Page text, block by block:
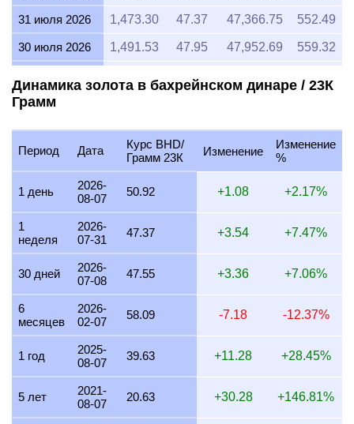
31 июля 2026 1,473.30 47.37 47,366.75 552.49
30 июля 2026 1,491.53 47.95 47,952.69 559.32
28 июля 2026
27 июля 2026 1,485.31 47.75 47,752.79 556.99
26 июля 2026 1,473.90 47.39 47,385.85
25 июля 2026 1,473.90 47,385.85 552.71
24 июля 2026 1,478.95 47.55
23 июля 2026 1,474.61 47,408.58 552.98
22 июля 2026 1,510.02 48,547.30 566.26
21 июля 2026 1,479.43 47.56
20 июля 2026 1,455.76 46,802.57 545.91
19 июля 2026 1,459.68 46,928.86 547.38
18 июля 2026 1,459.68 46.93
17 июля 2026
Динамика золота в бахрейнском динаре / 23К
Грамм
Период Дата
Курс BHD/
Грамм 23К
Изменение
Изменение
%
1 день
2026-
08-07
50.92 +1.08 +2.17%
1
неделя
2026-
07-31
47.37 +3.54 +7.47%
30 дней
2026-
07-08
47.55 +3.36 +7.06%
6
месяцев
2026-
02-07
58.09 -7.18 -12.37%
1 год
2025-
08-07
39.63 +11.28 +28.45%
5 лет
2021-
08-07
20.63 +30.28 +146.81%